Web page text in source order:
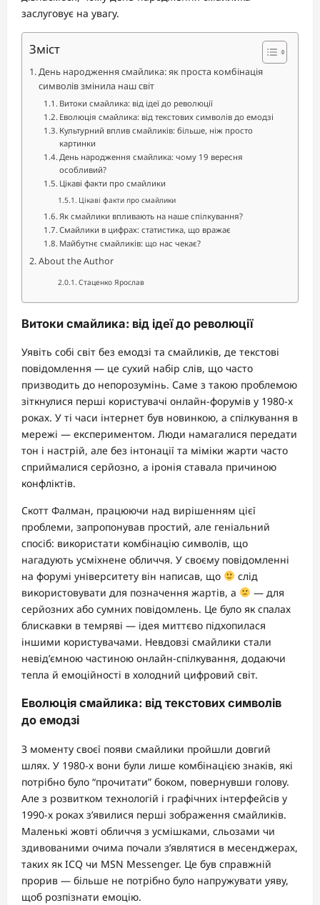
заслуговує на увагу.
Зміст
День народження смайлика: як проста комбінація
символів змінила наш світ
Витоки смайлика: від ідеї до революції
Еволюція смайлика: від текстових символів до емодзі
Культурний вплив смайликів: більше, ніж просто
картинки
День народження смайлика: чому 19 вересня
особливий?
Цікаві факти про смайлики
Цікаві факти про смайлики
Як смайлики впливають на наше спілкування?
Смайлики в цифрах: статистика, що вражає
Майбутнє смайликів: що нас чекає?
About the Author
Стаценко Ярослав
Витоки смайлика: від ідеї до революції
Уявіть собі світ без емодзі та смайликів, де текстові
повідомлення — це сухий набір слів, що часто
призводить до непорозумінь. Саме з такою проблемою
зіткнулися перші користувачі онлайн-форумів у 1980-х
роках. У ті часи інтернет був новинкою, а спілкування в
мережі — експериментом. Люди намагалися передати
тон і настрій, але без інтонації та міміки жарти часто
сприймалися серйозно, а іронія ставала причиною
конфліктів.
Скотт Фалман, працюючи над вирішенням цієї
проблеми, запропонував простий, але геніальний
спосіб: використати комбінацію символів, що
нагадують усміхнене обличчя. У своєму повідомленні
на форумі університету він написав, що
слід
використовувати для позначення жартів, а
— для
серйозних або сумних повідомлень. Це було як спалах
блискавки в темряві — ідея миттєво підхопилася
іншими користувачами. Невдовзі смайлики стали
невід’ємною частиною онлайн-спілкування, додаючи
тепла й емоційності в холодний цифровий світ.
Еволюція смайлика: від текстових символів
до емодзі
З моменту своєї появи смайлики пройшли довгий
шлях. У 1980-х вони були лише комбінацією знаків, які
потрібно було “прочитати” боком, повернувши голову.
Але з розвитком технологій і графічних інтерфейсів у
1990-х роках з’явилися перші зображення смайликів.
Маленькі жовті обличчя з усмішками, сльозами чи
здивованими очима почали з’являтися в месенджерах,
таких як ICQ чи MSN Messenger. Це був справжній
прорив — більше не потрібно було напружувати уяву,
щоб розпізнати емоцію.